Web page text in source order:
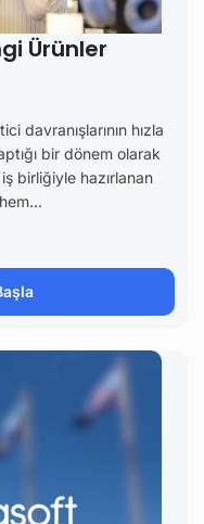
Ürünler
davranışlarının hızla
bir dönem olarak
birliğiyle hazırlanan